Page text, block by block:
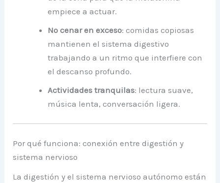
empiece a actuar.
No cenar en exceso: comidas copiosas
mantienen el sistema digestivo
trabajando a un ritmo que interfiere con
el descanso profundo.
Actividades tranquilas: lectura suave,
música lenta, conversación ligera.
Por qué funciona: conexión entre digestión y
sistema nervioso
La digestión y el sistema nervioso autónomo están